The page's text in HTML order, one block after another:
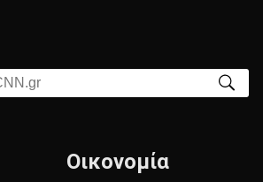
Οικονομία